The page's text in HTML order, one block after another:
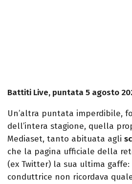
Battiti Live, puntata 5 agosto
Un’altra puntata imperdibile,
dell’intera stagione, quella
Mediaset, tanto abituata agli
che la pagina ufficiale della
(ex Twitter) la sua ultima
conduttrice non ricordava